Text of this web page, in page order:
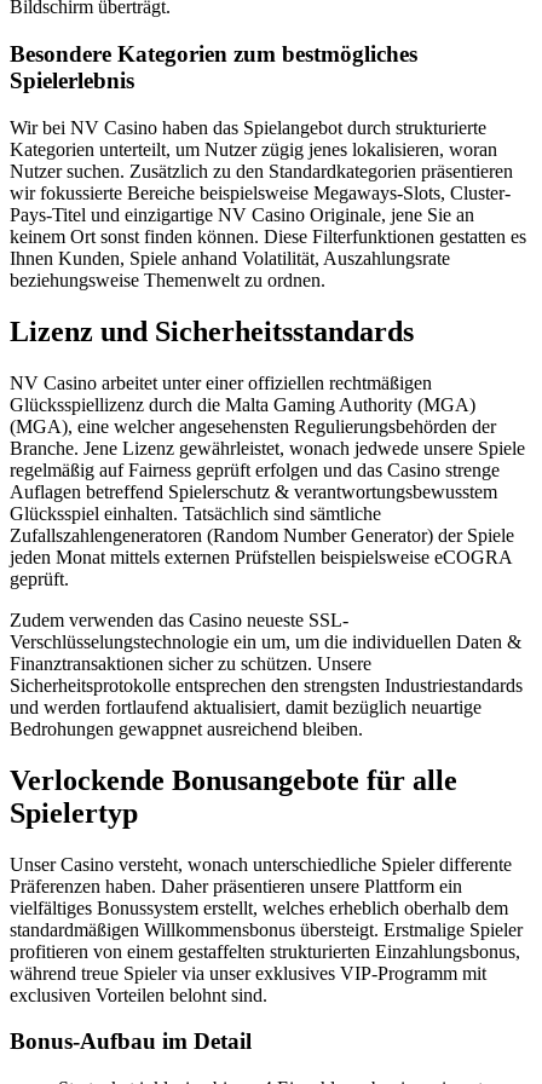
Bildschirm überträgt.
Besondere Kategorien zum bestmögliches
Spielerlebnis
Wir bei NV Casino haben das Spielangebot durch strukturierte
Kategorien unterteilt, um Nutzer zügig jenes lokalisieren, woran
Nutzer suchen. Zusätzlich zu den Standardkategorien präsentieren
wir fokussierte Bereiche beispielsweise Megaways-Slots, Cluster-
Pays-Titel und einzigartige NV Casino Originale, jene Sie an
keinem Ort sonst finden können. Diese Filterfunktionen gestatten es
Ihnen Kunden, Spiele anhand Volatilität, Auszahlungsrate
beziehungsweise Themenwelt zu ordnen.
Lizenz und Sicherheitsstandards
NV Casino arbeitet unter einer offiziellen rechtmäßigen
Glücksspiellizenz durch die Malta Gaming Authority (MGA)
(MGA), eine welcher angesehensten Regulierungsbehörden der
Branche. Jene Lizenz gewährleistet, wonach jedwede unsere Spiele
regelmäßig auf Fairness geprüft erfolgen und das Casino strenge
Auflagen betreffend Spielerschutz & verantwortungsbewusstem
Glücksspiel einhalten. Tatsächlich sind sämtliche
Zufallszahlengeneratoren (Random Number Generator) der Spiele
jeden Monat mittels externen Prüfstellen beispielsweise eCOGRA
geprüft.
Zudem verwenden das Casino neueste SSL-
Verschlüsselungstechnologie ein um, um die individuellen Daten &
Finanztransaktionen sicher zu schützen. Unsere
Sicherheitsprotokolle entsprechen den strengsten Industriestandards
und werden fortlaufend aktualisiert, damit bezüglich neuartige
Bedrohungen gewappnet ausreichend bleiben.
Verlockende Bonusangebote für alle
Spielertyp
Unser Casino versteht, wonach unterschiedliche Spieler differente
Präferenzen haben. Daher präsentieren unsere Plattform ein
vielfältiges Bonussystem erstellt, welches erheblich oberhalb dem
standardmäßigen Willkommensbonus übersteigt. Erstmalige Spieler
profitieren von einem gestaffelten strukturierten Einzahlungsbonus,
während treue Spieler via unser exklusives VIP-Programm mit
exclusiven Vorteilen belohnt sind.
Bonus-Aufbau im Detail